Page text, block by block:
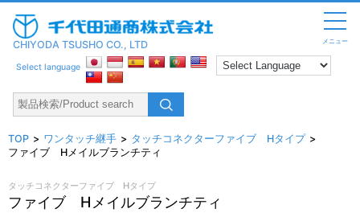
メニュー
CHIYODA TSUSHO CO., LTD
Select language
TOP ワンタッチ継手
タッチコネクターファイブ Hタイプ
ファイブ Hメイルブランチティ
タッチコネクターファイブ Hタイプ
ファイブ Hメイルブランチティ